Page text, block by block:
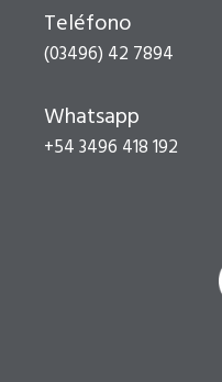
Teléfono
(03496) 42 7894
Whatsapp
+54 3496 418 192